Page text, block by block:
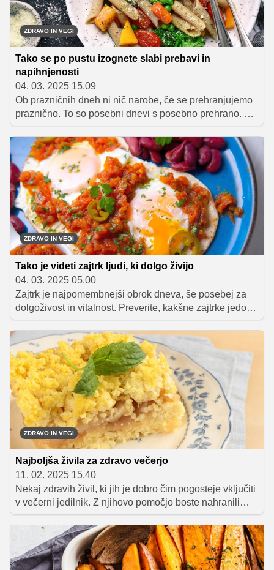
ZDRAVO IN VEGI
Tako se po pustu izognete slabi prebavi in
napihnjenosti
04. 03. 2025 15.09
Ob prazničnih dneh ni nič narobe, če se prehranjujemo
praznično. To so posebni dnevi s posebno prehrano. Po
koncu praznikov pa moramo več pozornosti posvetiti
temu, kaj vnašamo v telo. Živeti zdravo pomeni dosegati
ravnovesje. Preberite si, kaj lahko storite, da po pustu
preprečite slabo prebavo, napihnjenost in utrujenost.
Pogosta posledica slabšega prehranjevanja je tudi
pomanjkanje energije.
ZDRAVO IN VEGI
Tako je videti zajtrk ljudi, ki dolgo živijo
04. 03. 2025 05.00
Zajtrk je najpomembnejši obrok dneva, še posebej za
dolgoživost in vitalnost. Preverite, kakšne zajtrke jedo
starostniki po svetu in katere hranilno bogate jedi lahko
pripomorejo k dolgemu in zdravemu življenju.
ZDRAVO IN VEGI
Najboljša živila za zdravo večerjo
11. 02. 2025 15.40
Nekaj zdravih živil, ki jih je dobro čim pogosteje vključiti
v večerni jedilnik. Z njihovo pomočjo boste nahranili
svoje telo, stabilizirali raven energije in se pripravili na
miren spanec.